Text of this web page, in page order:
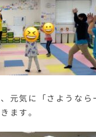
元気に「さようなら
ます。